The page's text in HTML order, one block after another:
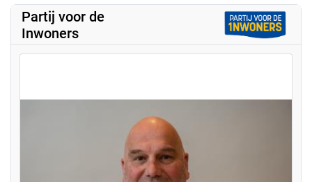
Partij voor de
Inwoners